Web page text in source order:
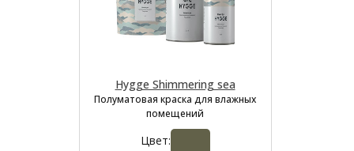
Hygge Shimmering sea
Полуматовая краска для влажных
помещений
Цвет: